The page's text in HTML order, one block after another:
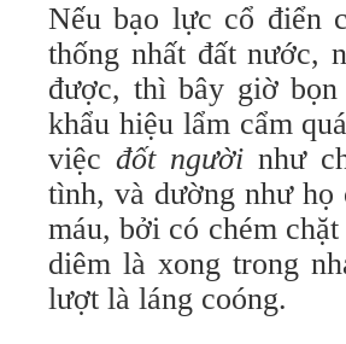
Nếu bạo lực cổ điển
thống nhất đất nước,
được, thì bây giờ
khẩu hiệu lẩm cẩm
việc đốt người như
tình, và dường như
máu, bởi có chém
diêm là xong trong
lượt là láng coóng.